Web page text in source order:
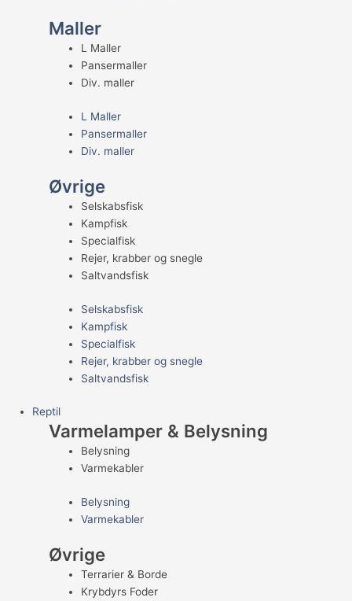
Maller
L Maller
Pansermaller
Div. maller
L Maller
Pansermaller
Div. maller
Øvrige
Selskabsfisk
Kampfisk
Specialfisk
Rejer, krabber og snegle
Saltvandsfisk
Selskabsfisk
Kampfisk
Specialfisk
Rejer, krabber og snegle
Saltvandsfisk
Reptil
Varmelamper & Belysning
Belysning
Varmekabler
Belysning
Varmekabler
Øvrige
Terrarier & Borde
Krybdyrs Foder